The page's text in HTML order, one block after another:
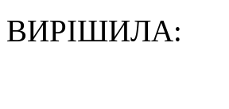
ВИРІШИЛА: